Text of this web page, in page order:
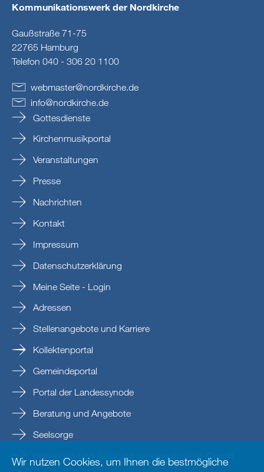
Kommunikationswerk der Nordkirche
Gaußstraße 71-75
22765 Hamburg
Telefon 040 - 306 20 1100
webmaster@nordkirche.de
info@nordkirche.de
Gottesdienste
Kirchenmusikportal
Veranstaltungen
Presse
Nachrichten
Kontakt
Impressum
Datenschutzerklärung
Meine Seite - Login
Adressen
Stellenangebote und Karriere
Kollektenportal
Gemeindeportal
Portal der Landessynode
Beratung und Angebote
Seelsorge
Wir nutzen Cookies, um Ihnen die bestmögliche